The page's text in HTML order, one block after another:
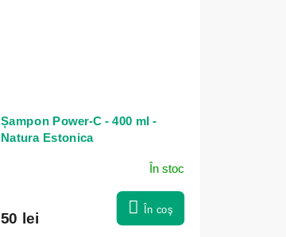
Șampon Power-C - 400 ml -
Natura Estonica
În stoc
50 lei În coş